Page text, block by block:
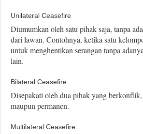
Unilateral Ceasefire
Diumumkan oleh satu pihak saja, tanpa
dari lawan. Contohnya, ketika satu
untuk menghentikan serangan tanpa
lain.
Bilateral Ceasefire
Disepakati oleh dua pihak yang berkonflik,
maupun permanen.
Multilateral Ceasefire